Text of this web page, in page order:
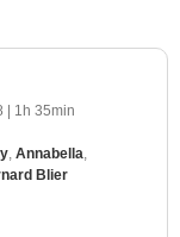
| 1h 35min
Annabella
Blier